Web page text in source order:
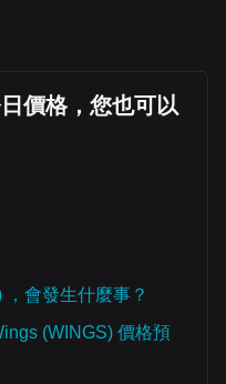
價格，您也可以
會發生什麼事？
(WINGS) 價格預